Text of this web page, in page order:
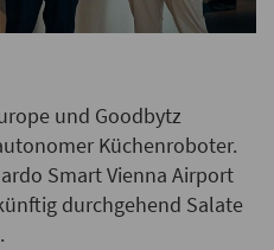
und Goodbytz
Küchenroboter.
Smart Vienna Airport
durchgehend Salate